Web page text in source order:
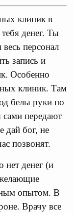
клиник в
денег. Ты
персонал
запись и
Особенно
клиник. Там
белы руки по
передают
дай бог, не
позвонят.
нет денег (и
опытом. В
Врачу все